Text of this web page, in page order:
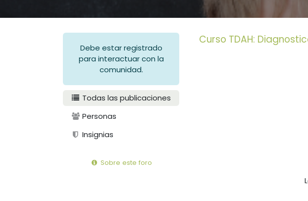
Debe estar registrado
para interactuar con la
comunidad.
Todas las publicaciones
Personas
Insignias
Sobre este foro
Curso TDAH: